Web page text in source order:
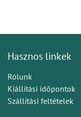
Hasznos linkek
Rólunk
Kiállítási időpontok
Szállítási feltételek